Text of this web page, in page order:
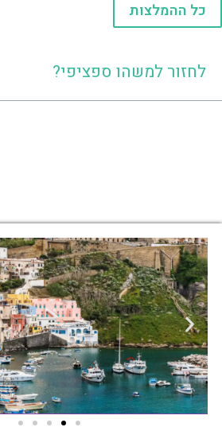
כל ההמלצות
לחזור למשהו ספציפי?